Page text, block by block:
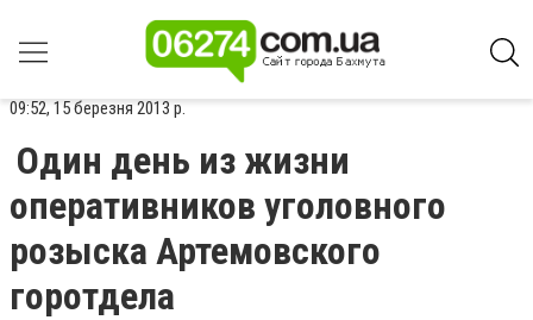
09:52, 15 березня 2013 р.
Один день из жизни
оперативников уголовного
розыска Артемовского
горотдела